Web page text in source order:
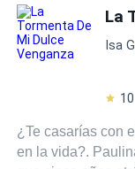
¿Podrá Ciara
oportunidad?
tormenta? Entra y
Contemporánea
Isa
10
¿Te casarías con
en la vida?. Paulina si lo hizo, ella se caso con él hombre